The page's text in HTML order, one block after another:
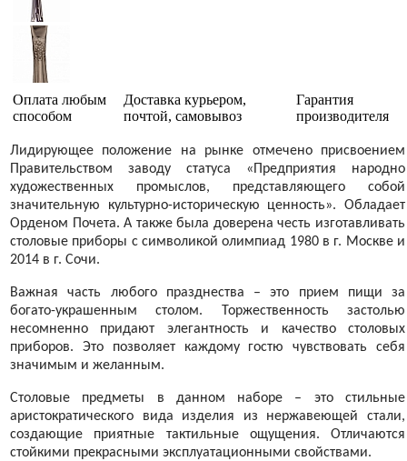
Оплата любым
способом
Доставка курьером,
почтой, самовывоз
Гарантия
производителя
Лидирующее положение на рынке отмечено присвоением
Правительством заводу статуса «Предприятия народно
художественных промыслов, представляющего собой
значительную культурно-историческую ценность». Обладает
Орденом Почета. А также была доверена честь изготавливать
столовые приборы с символикой олимпиад 1980 в г. Москве и
2014 в г. Сочи.
Важная часть любого празднества – это прием пищи за
богато-украшенным столом. Торжественность застолью
несомненно придают элегантность и качество столовых
приборов. Это позволяет каждому гостю чувствовать себя
значимым и желанным.
Столовые предметы в данном наборе – это стильные
аристократического вида изделия из нержавеющей стали,
создающие приятные тактильные ощущения. Отличаются
стойкими прекрасными эксплуатационными свойствами.